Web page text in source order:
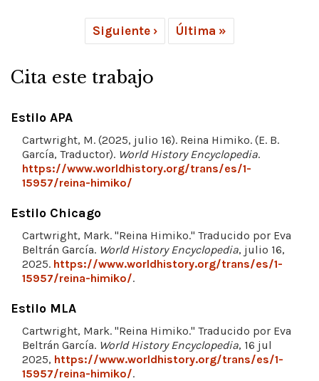
Siguiente › Última »
Cita este trabajo
Estilo APA
Cartwright, M. (2025, julio 16). Reina Himiko. (E. B.
García, Traductor). World History Encyclopedia.
https://www.worldhistory.org/trans/es/1-
15957/reina-himiko/
Estilo Chicago
Cartwright, Mark. "Reina Himiko." Traducido por Eva
Beltrán García. World History Encyclopedia, julio 16,
2025. https://www.worldhistory.org/trans/es/1-
15957/reina-himiko/.
Estilo MLA
Cartwright, Mark. "Reina Himiko." Traducido por Eva
Beltrán García. World History Encyclopedia, 16 jul
2025, https://www.worldhistory.org/trans/es/1-
15957/reina-himiko/.